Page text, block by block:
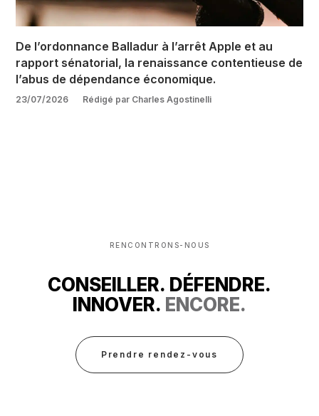
De l’ordonnance Balladur à l’arrêt Apple et au
rapport sénatorial, la renaissance contentieuse de
l’abus de dépendance économique.
23/07/2026 Rédigé par Charles Agostinelli
RENCONTRONS-NOUS
CONSEILLER. DÉFENDRE.
INNOVER. ENCORE.
Prendre rendez-vous